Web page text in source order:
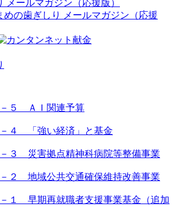
５ ＡＩ関連予算
４ 「強い経済」と基金
３ 災害拠点精神科病院等整備事業
２ 地域公共交通確保維持改善事業
１ 早期再就職者支援事業基金（追加